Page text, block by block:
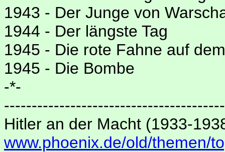
1943 - Der Junge von
1944 - Der längste Tag
1945 - Die rote Fahne auf
1945 - Die Bombe
-*-
Hitler an der Macht (1933-
www.phoenix.de/old/themen/